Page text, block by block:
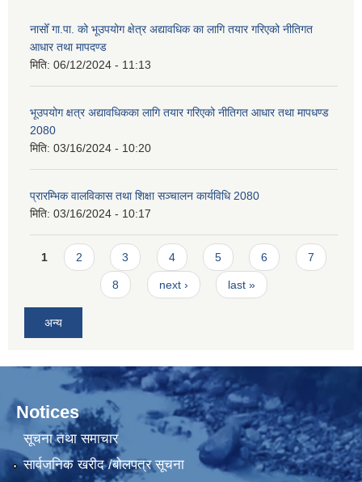
नासोँ गा.पा. को भूउपयोग क्षेत्र अद्यावधिक का लागि तयार गरिएको नीतिगत
आधार तथा मापदण्ड
मिति: 06/12/2024 - 11:13
भूउपयोग क्षत्र अद्यावधिकका लागि तयार गरिएको नीतिगत आधार तथा मापधण्ड
2080
मिति: 03/16/2024 - 10:20
प्रारम्भिक वालविकास तथा शिक्षा सञ्चालन कार्यविधि 2080
मिति: 03/16/2024 - 10:17
Pages
1 2 3 4 5 6 7
8 next › last »
अन्य
Notices
सूचना तथा समाचार
सार्वजनिक खरीद /बोलपत्र सूचना